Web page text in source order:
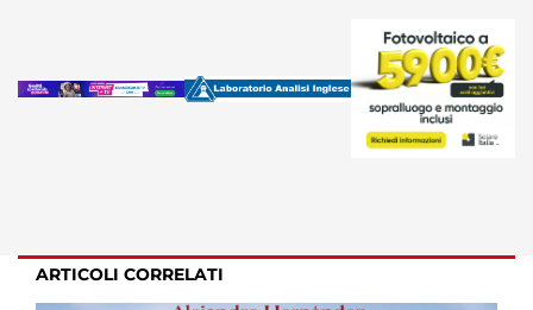
ARTICOLI CORRELATI